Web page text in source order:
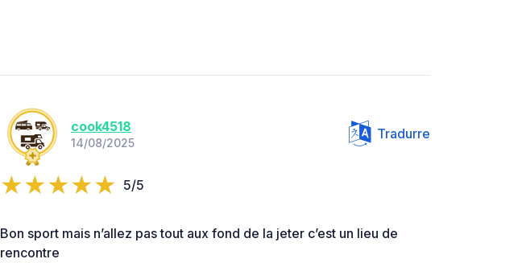
cook4518
14/08/2025
Tradurre
5/5
Bon sport mais n’allez pas tout aux fond de la jeter c’est un lieu de
rencontre